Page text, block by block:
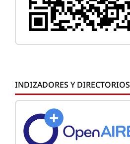
INDIZADORES Y DIRECTORIOS